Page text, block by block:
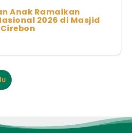
Anak Ramaikan
2026 di Masjid